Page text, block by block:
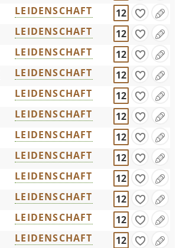
LEIDENSCHAFT
12
LEIDENSCHAFT
12
LEIDENSCHAFT
12
LEIDENSCHAFT
12
LEIDENSCHAFT
12
LEIDENSCHAFT
12
LEIDENSCHAFT
12
LEIDENSCHAFT
12
LEIDENSCHAFT
12
LEIDENSCHAFT
12
LEIDENSCHAFT
12
LEIDENSCHAFT
12